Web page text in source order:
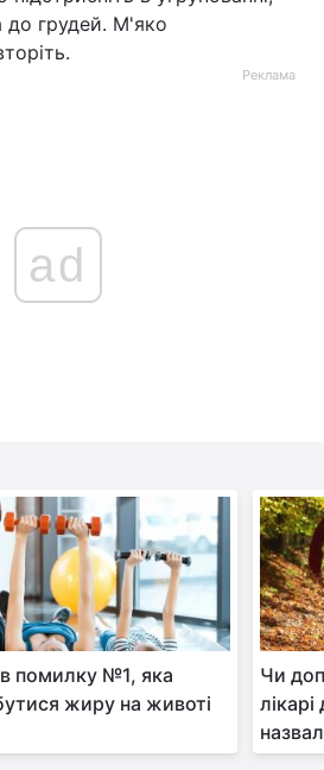
до грудей. М'яко
Реклама
ad
помилку №1, яка
жиру на животі
Чи